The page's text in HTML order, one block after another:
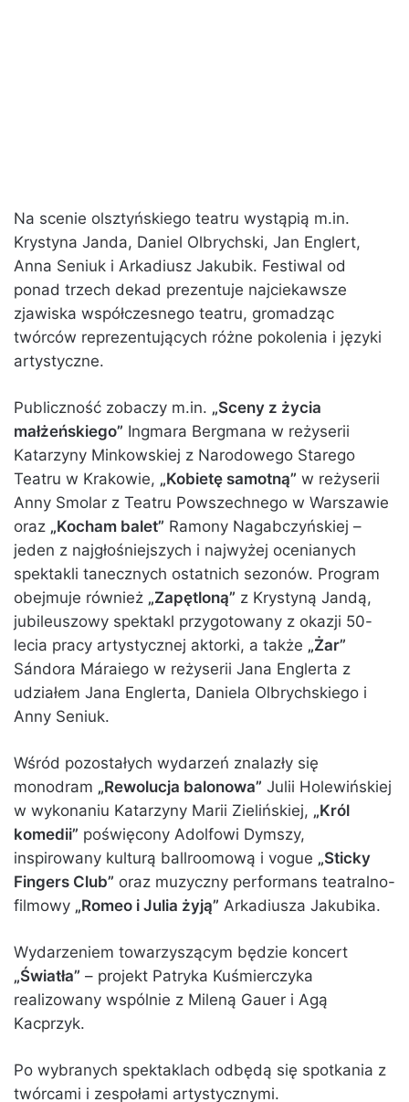
Na scenie olsztyńskiego teatru wystąpią m.in.
Krystyna Janda, Daniel Olbrychski, Jan Englert,
Anna Seniuk i Arkadiusz Jakubik. Festiwal od
ponad trzech dekad prezentuje najciekawsze
zjawiska współczesnego teatru, gromadząc
twórców reprezentujących różne pokolenia i języki
artystyczne.
Publiczność zobaczy m.in. „Sceny z życia
małżeńskiego” Ingmara Bergmana w reżyserii
Katarzyny Minkowskiej z Narodowego Starego
Teatru w Krakowie, „Kobietę samotną” w reżyserii
Anny Smolar z Teatru Powszechnego w Warszawie
oraz „Kocham balet” Ramony Nagabczyńskiej –
jeden z najgłośniejszych i najwyżej ocenianych
spektakli tanecznych ostatnich sezonów. Program
obejmuje również „Zapętloną” z Krystyną Jandą,
jubileuszowy spektakl przygotowany z okazji 50-
lecia pracy artystycznej aktorki, a także „Żar”
Sándora Máraiego w reżyserii Jana Englerta z
udziałem Jana Englerta, Daniela Olbrychskiego i
Anny Seniuk.
Wśród pozostałych wydarzeń znalazły się
monodram „Rewolucja balonowa” Julii Holewińskiej
w wykonaniu Katarzyny Marii Zielińskiej, „Król
komedii” poświęcony Adolfowi Dymszy,
inspirowany kulturą ballroomową i vogue „Sticky
Fingers Club” oraz muzyczny performans teatralno-
filmowy „Romeo i Julia żyją” Arkadiusza Jakubika.
Wydarzeniem towarzyszącym będzie koncert
„Światła” – projekt Patryka Kuśmierczyka
realizowany wspólnie z Mileną Gauer i Agą
Kacprzyk.
Po wybranych spektaklach odbędą się spotkania z
twórcami i zespołami artystycznymi.